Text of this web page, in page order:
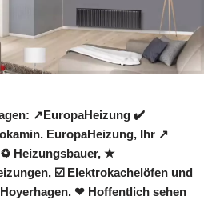
↗️EuropaHeizung ✔️
EuropaHeizung, Ihr ↗️
Heizungsbauer, ★
☑️ Elektrokachelöfen und
❤ Hoffentlich sehen